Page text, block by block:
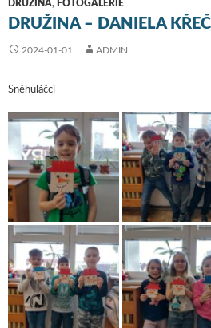
DRUŽINA, FOTOGALERIE
DRUŽINA – DANIELA
2024-01-01 ADMIN
Sněhuláčci